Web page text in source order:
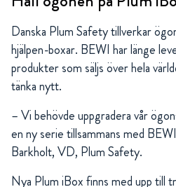
Danska Plum Safety tillverkar
hjälpen-boxar. BEWI har länge
produkter som säljs över hela
tänka nytt.
– Vi behövde uppgradera vår
en ny serie tillsammans med
Barkholt, VD, Plum Safety.
Nya Plum iBox finns med upp till